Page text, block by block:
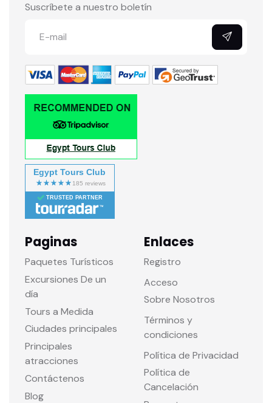
Suscríbete a nuestro boletín
Egypt Tours Club
TRUSTED PARTNER
Paginas
Paquetes Turísticos
Excursiones De un
día
Tours a Medida
Ciudades principales
Principales
atracciones
Contáctenos
Blog
Enlaces
Registro
Acceso
Sobre Nosotros
Términos y
condiciones
Política de Privacidad
Política de
Cancelación